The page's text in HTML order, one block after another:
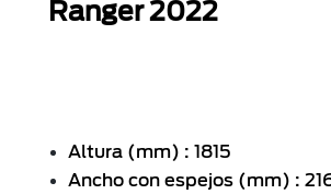
Ranger 2022
Altura (mm) : 1815
Ancho con espejos (mm) :